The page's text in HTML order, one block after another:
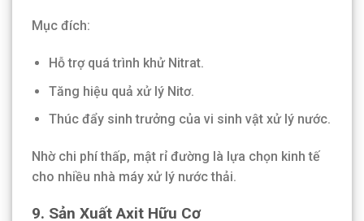
Mục đích:
Hỗ trợ quá trình khử Nitrat.
Tăng hiệu quả xử lý Nitơ.
Thúc đẩy sinh trưởng của vi sinh vật xử lý nước.
Nhờ chi phí thấp, mật rỉ đường là lựa chọn kinh tế
cho nhiều nhà máy xử lý nước thải.
9. Sản Xuất Axit Hữu Cơ